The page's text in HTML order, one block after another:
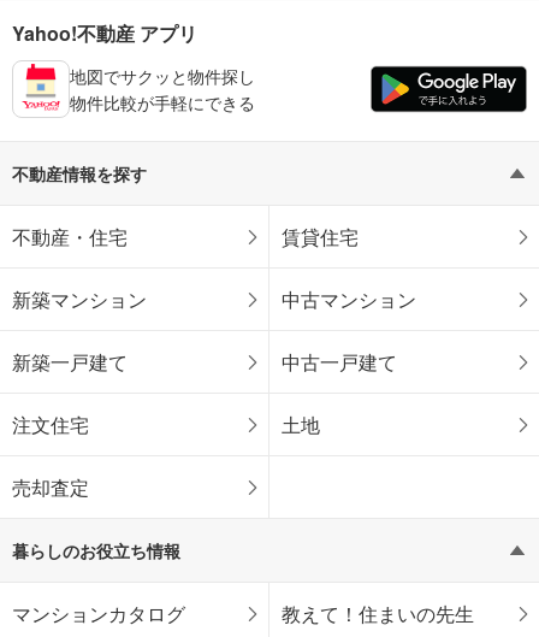
Yahoo!不動産 アプリ
地図でサクッと物件探し
物件比較が手軽にできる
不動産情報を探す
不動産・住宅 賃貸住宅
新築マンション 中古マンション
新築一戸建て 中古一戸建て
注文住宅 土地
売却査定
暮らしのお役立ち情報
マンションカタログ 教えて！住まいの先生